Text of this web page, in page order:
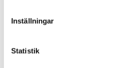
Inställningar
Statistik
Sidan uppdaterad